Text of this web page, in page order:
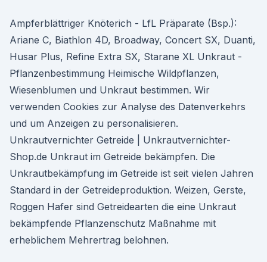
Ampferblättriger Knöterich - LfL Präparate (Bsp.):
Ariane C, Biathlon 4D, Broadway, Concert SX, Duanti,
Husar Plus, Refine Extra SX, Starane XL Unkraut -
Pflanzenbestimmung Heimische Wildpflanzen,
Wiesenblumen und Unkraut bestimmen. Wir
verwenden Cookies zur Analyse des Datenverkehrs
und um Anzeigen zu personalisieren.
Unkrautvernichter Getreide | Unkrautvernichter-
Shop.de Unkraut im Getreide bekämpfen. Die
Unkrautbekämpfung im Getreide ist seit vielen Jahren
Standard in der Getreideproduktion. Weizen, Gerste,
Roggen Hafer sind Getreidearten die eine Unkraut
bekämpfende Pflanzenschutz Maßnahme mit
erheblichem Mehrertrag belohnen.